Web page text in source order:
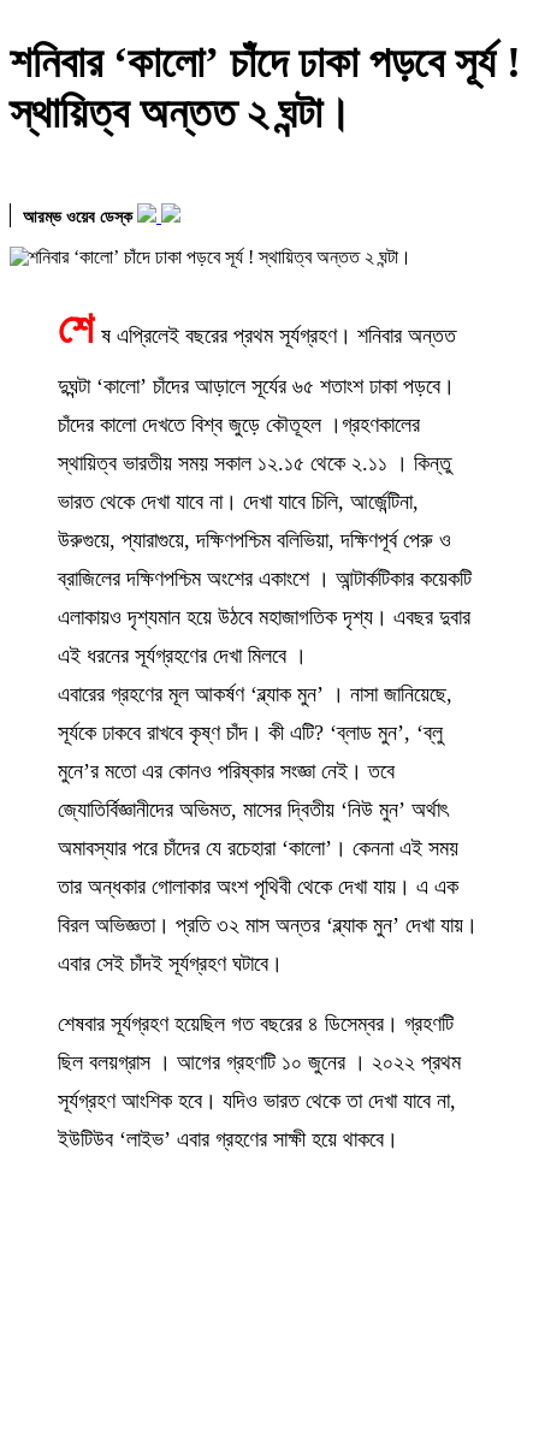
শনিবার ‘কালো’ চাঁদে ঢাকা পড়বে সূর্য !
স্থায়িত্ব অন্তত ২ ঘন্টা।
আরম্ভ ওয়েব ডেস্ক
শে ষ এপ্রিলেই বছরের প্রথম সূর্যগ্রহণ। শনিবার অন্তত
দুঘন্টা ‘কালো’ চাঁদের আড়ালে সূর্যের ৬৫ শতাংশ ঢাকা পড়বে।
চাঁদের কালো দেখতে বিশ্ব জুড়ে কৌতূহল ।গ্রহণকালের
স্থায়িত্ব ভারতীয় সময় সকাল ১২.১৫ থেকে ২.১১ । কিন্তু
ভারত থেকে দেখা যাবে না। দেখা যাবে চিলি, আর্জেন্টিনা,
উরুগুয়ে, প্যারাগুয়ে, দক্ষিণপশ্চিম বলিভিয়া, দক্ষিণপূর্ব পেরু ও
ব্রাজিলের দক্ষিণপশ্চিম অংশের একাংশে । আন্টার্কটিকার কয়েকটি
এলাকায়ও দৃশ্যমান হয়ে উঠবে মহাজাগতিক দৃশ্য। এবছর দুবার
এই ধরনের সূর্যগ্রহণের দেখা মিলবে ।
এবারের গ্রহণের মূল আকর্ষণ ‘ব্ল্যাক মুন’ । নাসা জানিয়েছে,
সূর্যকে ঢাকবে রাখবে কৃষ্ণ চাঁদ। কী এটি? ‘ব্লাড মুন’, ‘ব্লু
মুনে’র মতো এর কোনও পরিষ্কার সংজ্ঞা নেই। তবে
জ্যোতির্বিজ্ঞানীদের অভিমত, মাসের দ্বিতীয় ‘নিউ মুন’ অর্থাৎ
অমাবস্যার পরে চাঁদের যে রচেহারা ‘কালো’। কেননা এই সময়
তার অন্ধকার গোলাকার অংশ পৃথিবী থেকে দেখা যায়। এ এক
বিরল অভিজ্ঞতা। প্রতি ৩২ মাস অন্তর ‘ব্ল্যাক মুন’ দেখা যায়।
এবার সেই চাঁদই সূর্যগ্রহণ ঘটাবে।
শেষবার সূর্যগ্রহণ হয়েছিল গত বছরের ৪ ডিসেম্বর। গ্রহণটি
ছিল বলয়গ্রাস । আগের গ্রহণটি ১০ জুনের । ২০২২ প্রথম
সূর্যগ্রহণ আংশিক হবে। যদিও ভারত থেকে তা দেখা যাবে না,
ইউটিউব ‘লাইভ’ এবার গ্রহণের সাক্ষী হয়ে থাকবে।